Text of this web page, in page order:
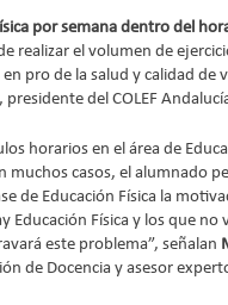
por semana dentro del
realizar el volumen de
pro de la salud y calidad de
, presidente del COLEF
horarios en el área de
muchos casos, el alumnado
de Educación Física la
Educación Física y los que no
este problema”, señalan
de Docencia y asesor